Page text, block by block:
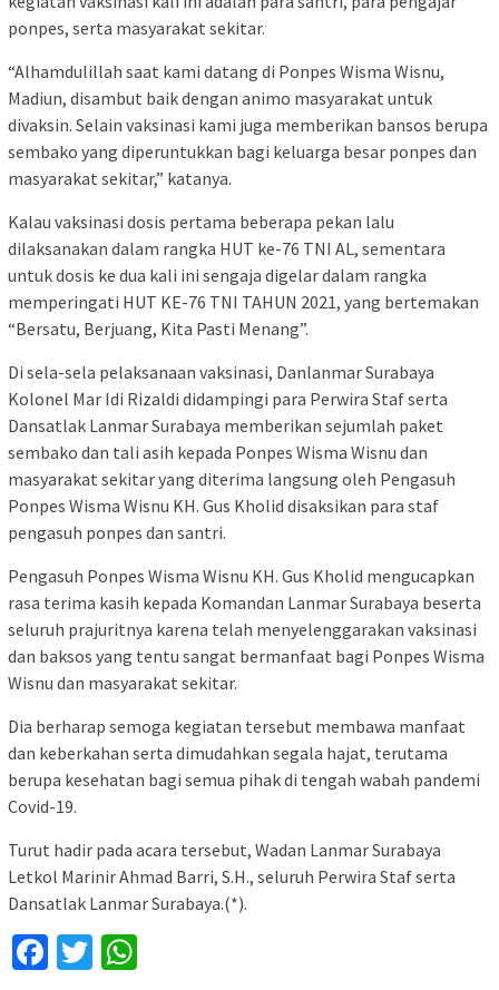
ponpes, serta masyarakat sekitar.
“Alhamdulillah saat kami datang di Ponpes Wisma Wisnu,
Madiun, disambut baik dengan animo masyarakat untuk
divaksin. Selain vaksinasi kami juga memberikan bansos berupa
sembako yang diperuntukkan bagi keluarga besar ponpes dan
masyarakat sekitar,” katanya.
Kalau vaksinasi dosis pertama beberapa pekan lalu
dilaksanakan dalam rangka HUT ke-76 TNI AL, sementara
untuk dosis ke dua kali ini sengaja digelar dalam rangka
memperingati HUT KE-76 TNI TAHUN 2021, yang bertemakan
“Bersatu, Berjuang, Kita Pasti Menang”.
Di sela-sela pelaksanaan vaksinasi, Danlanmar Surabaya
Kolonel Mar Idi Rizaldi didampingi para Perwira Staf serta
Dansatlak Lanmar Surabaya memberikan sejumlah paket
sembako dan tali asih kepada Ponpes Wisma Wisnu dan
masyarakat sekitar yang diterima langsung oleh Pengasuh
Ponpes Wisma Wisnu KH. Gus Kholid disaksikan para staf
pengasuh ponpes dan santri.
Pengasuh Ponpes Wisma Wisnu KH. Gus Kholid mengucapkan
rasa terima kasih kepada Komandan Lanmar Surabaya beserta
seluruh prajuritnya karena telah menyelenggarakan vaksinasi
dan baksos yang tentu sangat bermanfaat bagi Ponpes Wisma
Wisnu dan masyarakat sekitar.
Dia berharap semoga kegiatan tersebut membawa manfaat
dan keberkahan serta dimudahkan segala hajat, terutama
berupa kesehatan bagi semua pihak di tengah wabah pandemi
Covid-19.
Turut hadir pada acara tersebut, Wadan Lanmar Surabaya
Letkol Marinir Ahmad Barri, S.H., seluruh Perwira Staf serta
Dansatlak Lanmar Surabaya.(*).
Facebook
Twitter